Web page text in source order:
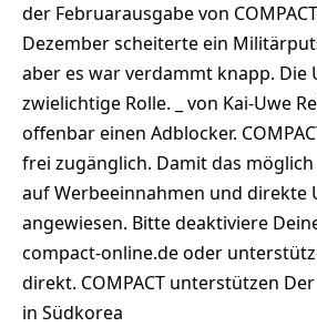
der Februarausgabe von
Dezember scheiterte ein
aber es war verdammt knapp. Die
zwielichtige Rolle. _ von Kai-Uwe
offenbar einen Adblocker.
frei zugänglich. Damit das
auf Werbeeinnahmen und direkte
angewiesen. Bitte deaktiviere
compact-online.de oder
direkt. COMPACT unterstützen
in Südkorea